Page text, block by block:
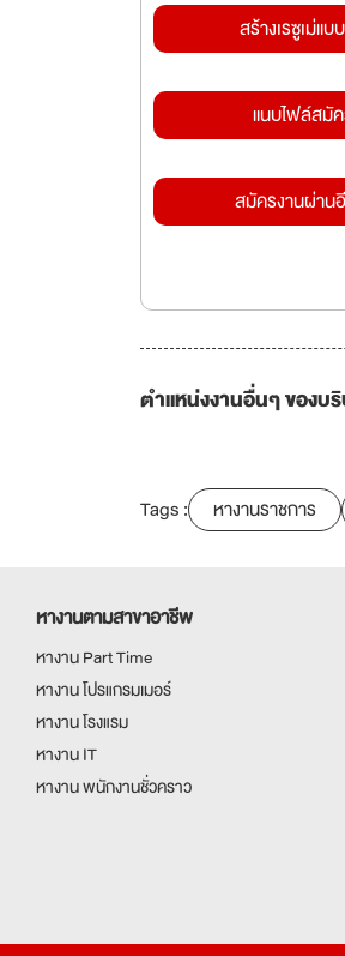
สร้างเรซูเม่แ
แนบไฟล์สมั
สมัครงานผ่าน
ตำแหน่งงานอื่นๆ ของบ
Tags : หางานราชการ
หางานตามสาขาอาชีพ
หางาน Part Time
หางาน โปรแกรมเมอร์
หางาน โรงแรม
หางาน IT
หางาน พนักงานชั่วคราว